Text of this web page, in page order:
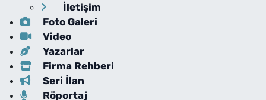
İletişim
Foto Galeri
Video
Yazarlar
Firma Rehberi
Seri İlan
Röportaj